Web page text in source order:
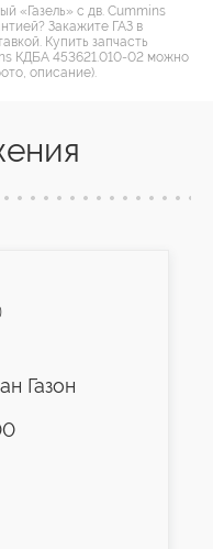
«Газель» с дв. Cummins
Закажите ГАЗ в
Купить запчасть
КДБА 453621.010-02 можно
описание).
Газон